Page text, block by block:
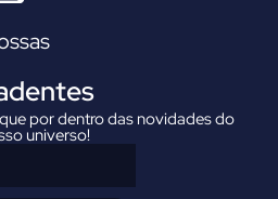
por dentro das novidades do
universo!